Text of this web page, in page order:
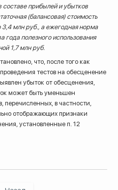
составе прибылей и убытков
(балансовая) стоимость
3,4 млн руб., а ежегодная норма
года полезного использования
1,7 млн руб.
что, после того как
тестов на обесценение
убыток от обесценения,
может быть уменьшен
перечисленных, в частности,
отображающих признаки
установленные п. 12